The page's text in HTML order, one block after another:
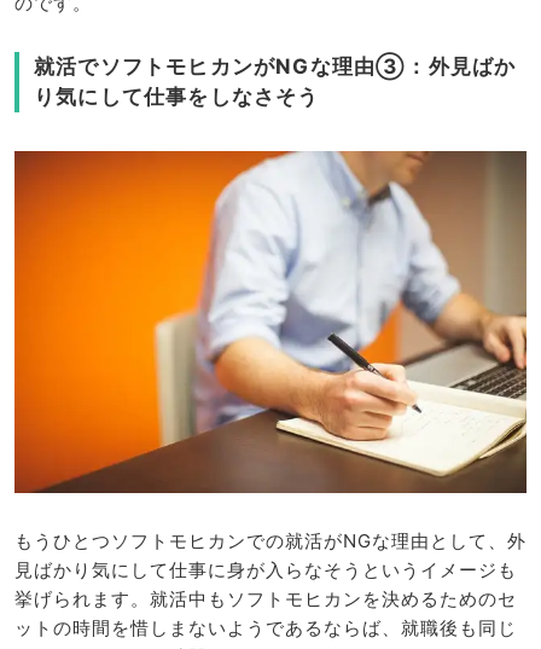
就活でソフトモヒカンがNGな理由③：外見ばか
り気にして仕事をしなさそう
もうひとつソフトモヒカンでの就活がNGな理由として、外
見ばかり気にして仕事に身が入らなそうというイメージも
挙げられます。就活中もソフトモヒカンを決めるためのセ
ットの時間を惜しまないようであるならば、就職後も同じ